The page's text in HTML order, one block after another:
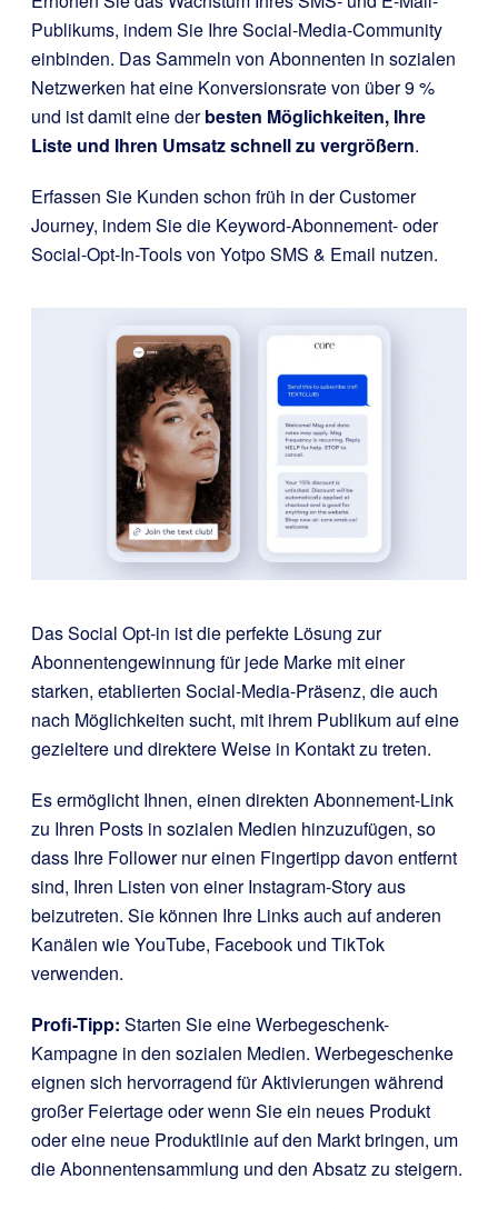
Publikums, indem Sie Ihre Social-Media-Community
einbinden. Das Sammeln von Abonnenten in sozialen
Netzwerken hat eine Konversionsrate von über 9 %
und ist damit eine derbesten Möglichkeiten, Ihre
Liste und Ihren Umsatz schnell zu vergrößern.
Erfassen Sie Kunden schon früh in der Customer
Journey, indem Sie die Keyword-Abonnement- oder
Social-Opt-In-Tools von Yotpo SMS & Email nutzen.
Das Social Opt-in ist die perfekte Lösung zur
Abonnentengewinnung für jede Marke mit einer
starken, etablierten Social-Media-Präsenz, die auch
nach Möglichkeiten sucht, mit ihrem Publikum auf eine
gezieltere und direktere Weise in Kontakt zu treten.
Es ermöglicht Ihnen, einen direkten Abonnement-Link
zu Ihren Posts in sozialen Medien hinzuzufügen, so
dass Ihre Follower nur einen Fingertipp davon entfernt
sind, Ihren Listen von einer Instagram-Story aus
beizutreten. Sie können Ihre Links auch auf anderen
Kanälen wie YouTube, Facebook und TikTok
verwenden.
Profi-Tipp: Starten Sie eine Werbegeschenk-
Kampagne in den sozialen Medien. Werbegeschenke
eignen sich hervorragend für Aktivierungen während
großer Feiertage oder wenn Sie ein neues Produkt
oder eine neue Produktlinie auf den Markt bringen, um
die Abonnentensammlung und den Absatz zu steigern.